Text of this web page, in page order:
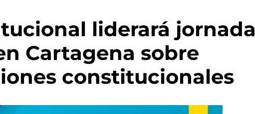
liderará jornada
Cartagena sobre
constitucionales